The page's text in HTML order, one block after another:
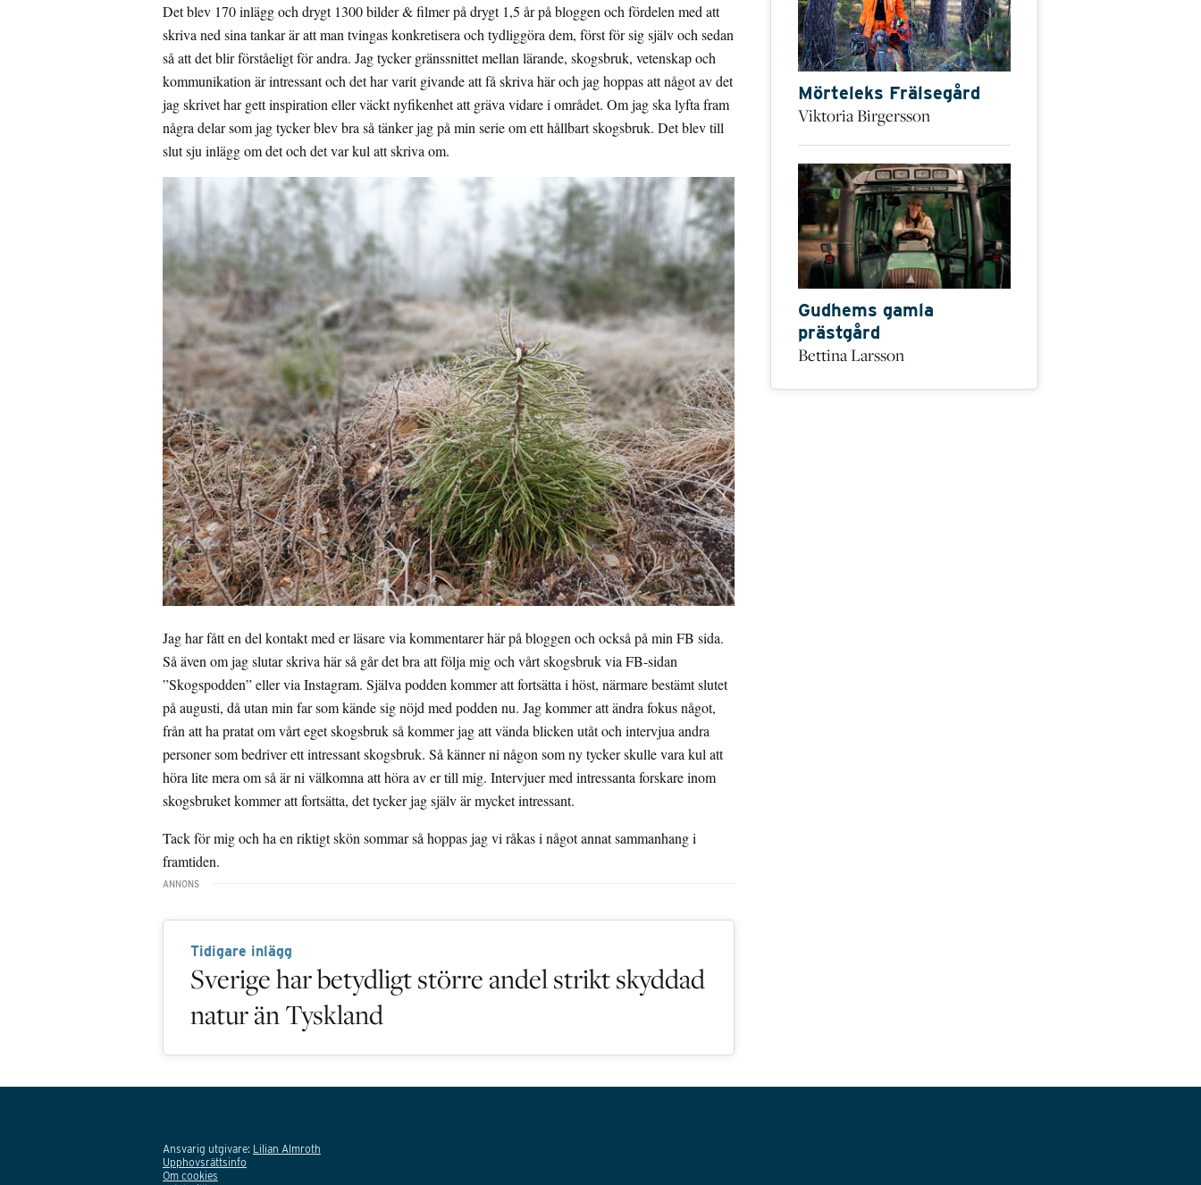
Det blev 170 inlägg och drygt 1300 bilder & filmer på drygt 1,5 år på bloggen och fördelen med att
skriva ned sina tankar är att man tvingas konkretisera och tydliggöra dem, först för sig själv och sedan
så att det blir förståeligt för andra. Jag tycker gränssnittet mellan lärande, skogsbruk, vetenskap och
kommunikation är intressant och det har varit givande att få skriva här och jag hoppas att något av det
jag skrivet har gett inspiration eller väckt nyfikenhet att gräva vidare i området. Om jag ska lyfta fram
några delar som jag tycker blev bra så tänker jag på min serie om ett hållbart skogsbruk. Det blev till
slut sju inlägg om det och det var kul att skriva om.
Jag har fått en del kontakt med er läsare via kommentarer här på bloggen och också på min FB sida.
Så även om jag slutar skriva här så går det bra att följa mig och vårt skogsbruk via FB-sidan
”Skogspodden” eller via Instagram. Själva podden kommer att fortsätta i höst, närmare bestämt slutet
på augusti, då utan min far som kände sig nöjd med podden nu. Jag kommer att ändra fokus något,
från att ha pratat om vårt eget skogsbruk så kommer jag att vända blicken utåt och intervjua andra
personer som bedriver ett intressant skogsbruk. Så känner ni någon som ny tycker skulle vara kul att
höra lite mera om så är ni välkomna att höra av er till mig. Intervjuer med intressanta forskare inom
skogsbruket kommer att fortsätta, det tycker jag själv är mycket intressant.
Tack för mig och ha en riktigt skön sommar så hoppas jag vi råkas i något annat sammanhang i
framtiden.
Tidigare inlägg
Sverige har betydligt större andel strikt skyddad
natur än Tyskland
Mörteleks Frälsegård
Viktoria Birgersson
Gudhems gamla
prästgård
Bettina Larsson
Ansvarig utgivare: Lilian Almroth
Upphovsrättsinfo
Om cookies